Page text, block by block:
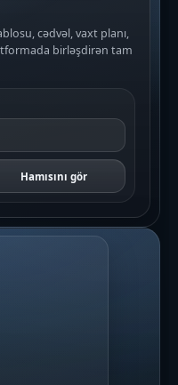
cədvəl, vaxt planı,
birləşdirən tam
Hamısını gör